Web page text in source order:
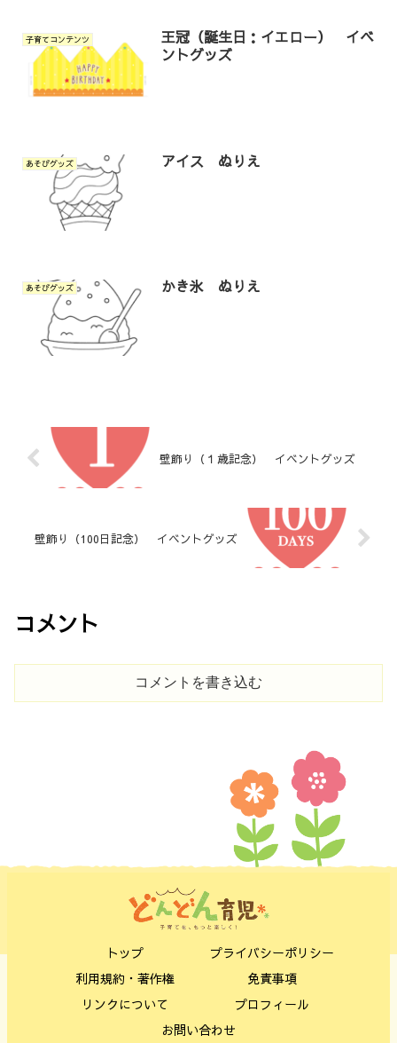
子育てコンテンツ
王冠（誕生日：イエロー） イベ
ントグッズ
あそびグッズ アイス ぬりえ
あそびグッズ かき氷 ぬりえ
壁飾り（１歳記念） イベントグッズ
壁飾り（100日記念） イベントグッズ
コメント
コメントを書き込む
トップ
プライバシーポリシー
利用規約・著作権
免責事項
リンクについて
プロフィール
お問い合わせ